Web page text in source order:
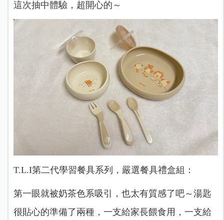
這次抽中體驗，超開心的～
T.L.I第二代學習餐具系列，嚴選餐具禮盒組：
第一眼就被奶茶色系吸引，也太有質感了吧～湯匙
很貼心的準備了兩種，一支給家長餵食用，一支給